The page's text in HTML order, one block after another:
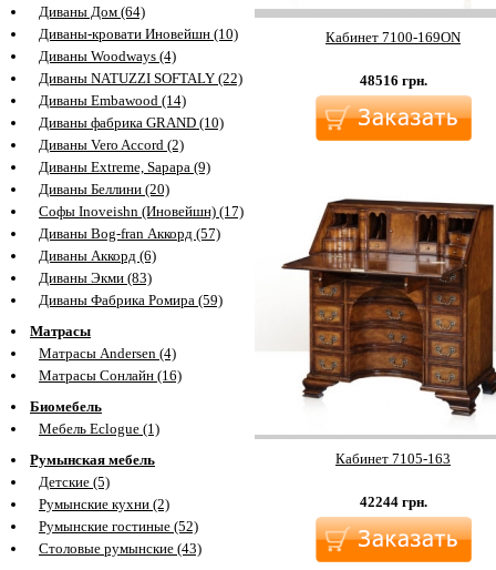
Диваны Дом (64)
Диваны-кровати Иновейшн (10)
Диваны Woodways (4)
Диваны NATUZZI SOFTALY (22)
Диваны Embawood (14)
Диваны фабрика GRAND (10)
Диваны Vero Accord (2)
Диваны Extreme, Sapapa (9)
Диваны Беллини (20)
Софы Inoveishn (Иновейшн) (17)
Диваны Bog-fran Аккорд (57)
Диваны Аккорд (6)
Диваны Экми (83)
Диваны Фабрика Ромира (59)
Матрасы
Матрасы Andersen (4)
Матрасы Сонлайн (16)
Биомебель
Мебель Eclogue (1)
Румынская мебель
Детские (5)
Румынские кухни (2)
Румынские гостиные (52)
Столовые румынские (43)
Кабинет 7100-169ON
48516 грн.
Кабинет 7105-163
42244грн.